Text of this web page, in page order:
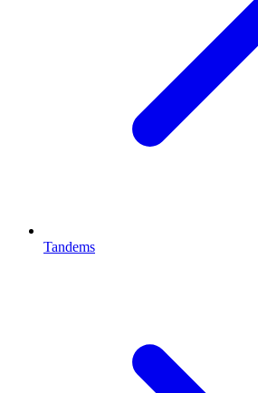
Tandems